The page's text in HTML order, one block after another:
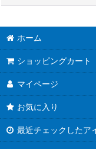
ホーム
ショッピングカート
マイページ
お気に入り
最近チェックしたア